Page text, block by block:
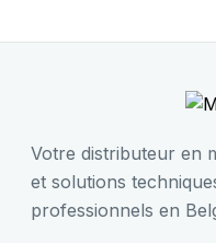
Votre distributeur en
et solutions
professionnels en